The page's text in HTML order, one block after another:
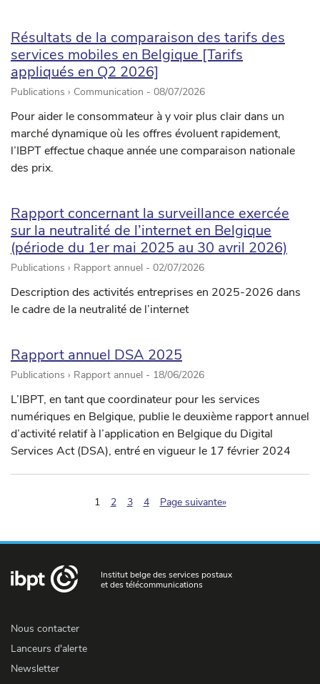
Résultats de la comparaison des tarifs des
services mobiles en Belgique [Tarifs
appliqués en Q2 2026]
Publications › Communication - 08/07/2026
Pour aider le consommateur à y voir plus clair dans un
marché dynamique où les offres évoluent rapidement,
l’IBPT effectue chaque année une comparaison nationale
des prix.
Rapport concernant la surveillance exercée
sur la neutralité de l’internet en Belgique
(période du 1er mai 2025 au 30 avril 2026)
Publications › Rapport annuel - 02/07/2026
Description des activités entreprises en 2025-2026 dans
le cadre de la neutralité de l’internet
Rapport annuel DSA 2025
Publications › Rapport annuel - 18/06/2026
L’IBPT, en tant que coordinateur pour les services
numériques en Belgique, publie le deuxième rapport annuel
d’activité relatif à l’application en Belgique du Digital
Services Act (DSA), entré en vigueur le 17 février 2024
1(pagination.current)
2 3 4 Page suivante»
Institut belge des services postaux
et des télécommunications
Nous contacter
Lanceurs d'alerte
Newsletter